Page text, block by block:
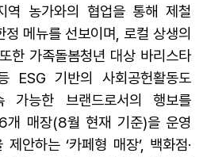
역 농가와의 협업을 통해 제철
메뉴를 선보이며, 로컬 상생의
한 가족돌봄청년 대상 바리스타
ESG 기반의 사회공헌활동도
가능한 브랜드로서의 행보를
개 매장(8월 현재 기준)을 운영
안하는 ‘카페형 매장’, 백화점·